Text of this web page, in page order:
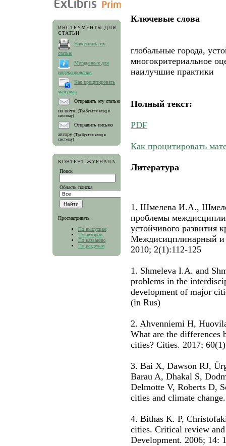
ИНСТРУМЕНТЫ ДЛЯ
СТАТЬИ
Напечатать эту
статью
Метаданные для
индексирования
Как процитировать
материал
Отправить эту статью
по почте (Требуется вход в
систему)
Отправить письмо
автору (Требуется вход в
систему)
КОНТЕНТ ЖУРНАЛА
Поиск
Область поиска
Просматривать
По выпускам
По авторам
По названию
По разделам
Ключевые слова
глобальные города,
многокритериальное
наилучшие практики
Полный текст:
PDF
Как процитировать
Литература
1. Шмелева И.А.,
проблемы
устойчивого развития
Междисицплинарный и
2010; 2(1):112-125
1. Shmeleva I.A. and
problems in the
development of major
(in Rus)
2. Ahvenniemi H,
What are the differences
cities? Cities. 2017;
3. Bai X, Dawson RJ,
Barau A, Dhakal S,
Delmotte V, Roberts D,
cities and climate
4. Bithas K. P,
cities. Critical review
Development. 2006; 14: